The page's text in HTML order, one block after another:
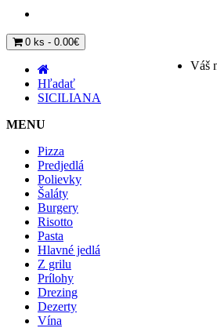
0 ks - 0.00€
Váš
Hľadať
SICILIANA
MENU
Pizza
Predjedlá
Polievky
Šaláty
Burgery
Risotto
Pasta
Hlavné jedlá
Z grilu
Prílohy
Drezing
Dezerty
Vína